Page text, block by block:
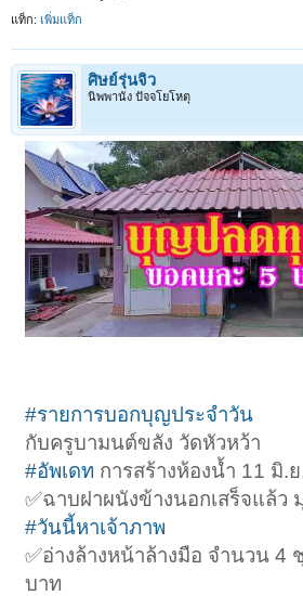
แท็ก: เพิ่มแท็ก
ศิษย์รุ่นจิ๋ว
นิพพานัง ปัจจโยโหตุ
#รายการบอกบุญประจำวัน
กับครูบามนต์ขลัง วัดหัวหว้า
#อัพเดท การสร้างห้องน้ำ 11 มิ.
✅ฉาบฝาผนังข้างนอกเสร็จแล้ว
#วันนี้หาเจ้าภาพ
✅อ่างล้างหน้าล้างมือ จำนวน 4
บาท